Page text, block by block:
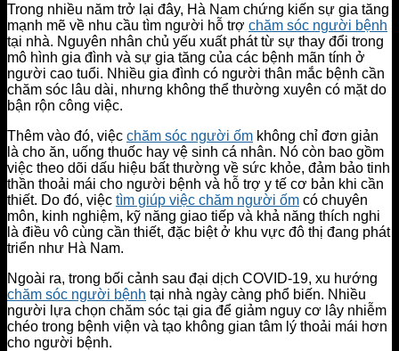
Trong nhiều năm trở lại đây, Hà Nam chứng kiến sự gia tăng
mạnh mẽ về nhu cầu tìm người hỗ trợ chăm sóc người bệnh
tại nhà. Nguyên nhân chủ yếu xuất phát từ sự thay đổi trong
mô hình gia đình và sự gia tăng của các bệnh mãn tính ở
người cao tuổi. Nhiều gia đình có người thân mắc bệnh cần
chăm sóc lâu dài, nhưng không thể thường xuyên có mặt do
bận rộn công việc.
Thêm vào đó, việc chăm sóc người ốm không chỉ đơn giản
là cho ăn, uống thuốc hay vệ sinh cá nhân. Nó còn bao gồm
việc theo dõi dấu hiệu bất thường về sức khỏe, đảm bảo tinh
thần thoải mái cho người bệnh và hỗ trợ y tế cơ bản khi cần
thiết. Do đó, việc tìm giúp việc chăm người ốm có chuyên
môn, kinh nghiệm, kỹ năng giao tiếp và khả năng thích nghi
là điều vô cùng cần thiết, đặc biệt ở khu vực đô thị đang phát
triển như Hà Nam.
Ngoài ra, trong bối cảnh sau đại dịch COVID-19, xu hướng
chăm sóc người bệnh tại nhà ngày càng phổ biến. Nhiều
người lựa chọn chăm sóc tại gia để giảm nguy cơ lây nhiễm
chéo trong bệnh viện và tạo không gian tâm lý thoải mái hơn
cho người bệnh.